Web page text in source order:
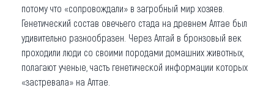
потому что «сопровождали» в загробный мир хозяев.
Генетический состав овечьего стада на древнем Алтае был
удивительно разнообразен. Через Алтай в бронзовый век
проходили люди со своими породами домашних животных,
полагают ученые, часть генетической информации которых
«застревала» на Алтае.